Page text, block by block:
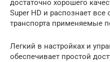
достаточно хорошего
Super HD и распознает все
транспорта применяемые
Легкий в настройках и
обеспечивает простой